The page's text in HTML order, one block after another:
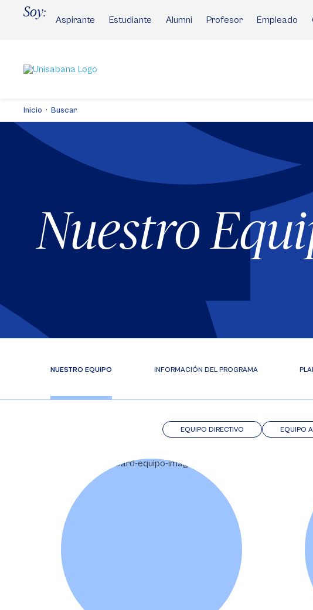
Soy:
Aspirante Estudiante Alumni Profesor Empleado
Inicio Buscar
Nuestro
NUESTRO EQUIPO INFORMACIÓN DEL PROGRAMA
EQUIPO
EQUIPO DIRECTIVO